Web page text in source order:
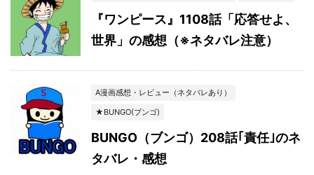
『ワンピース』1108話「応答せよ、
世界」の感想（※ネタバレ注意）
A漫画感想・レビュー（ネタバレあり）
★BUNGO(ブンゴ)
BUNGO（ブンゴ）208話｢責任｣のネ
タバレ・感想